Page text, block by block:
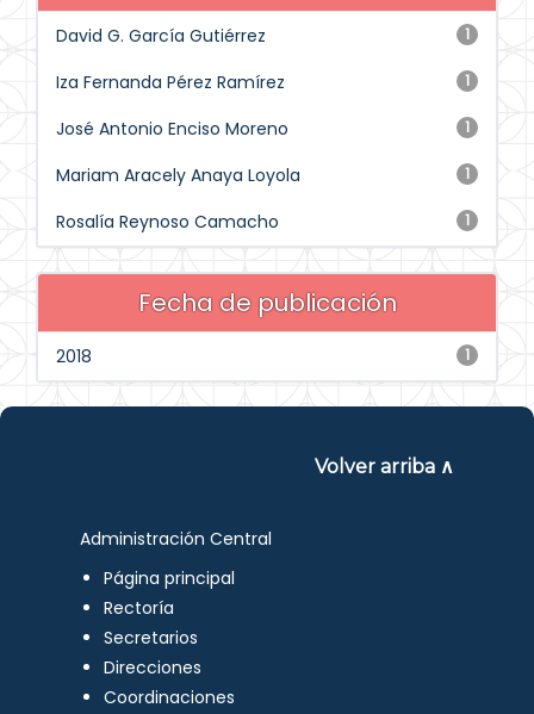
1
David G. García Gutiérrez
1
Iza Fernanda Pérez Ramírez
1
José Antonio Enciso Moreno
1
Mariam Aracely Anaya Loyola
1
Rosalía Reynoso Camacho
Fecha de publicación
1
2018
Volver arriba ∧
Administración Central
Página principal
Rectoría
Secretarios
Direcciones
Coordinaciones